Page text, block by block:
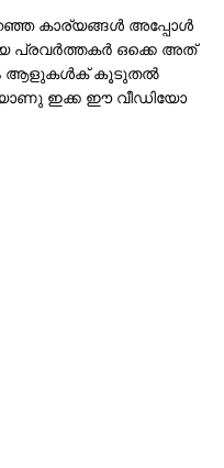
കാര്യങ്ങള്‍ അപ്പോള്‍
ഒക്കെ അത്
ആളുകള്‍ക് കൂടുതല്‍
ഇക്ക ഈ വീഡിയോ